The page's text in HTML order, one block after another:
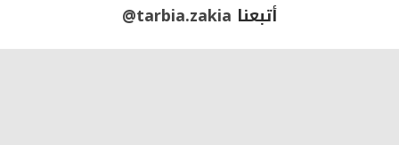
أتبعنا @tarbia.zakia